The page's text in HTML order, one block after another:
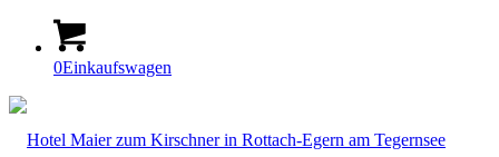
0Einkaufswagen